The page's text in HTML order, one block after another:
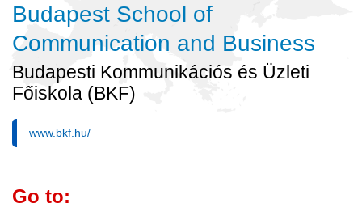
Budapest School of
Communication and Business
Budapesti Kommunikációs és Üzleti
Főiskola (BKF)
www.bkf.hu/
Go to: